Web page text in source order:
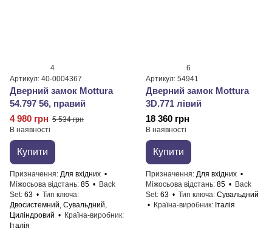
4
Артикул: 40-0004367
Дверний замок ​Mottura
54.797 56, правий
4 980 грн 5 534 грн
В наявності
Купити
Призначення Для вхідних
Міжосьова відстань 85
Back
Set 63
Тип ключа
Двосистемний, Сувальдний,
Циліндровий
Країна-виробник
Італія
6
Артикул: 54941
Дверний замок Mottura
3D.771 лівий
18 360 грн
В наявності
Купити
Призначення Для вхідних
Міжосьова відстань 85
Back
Set 63 Тип ключа Сувальдний
Країна-виробник
Італія